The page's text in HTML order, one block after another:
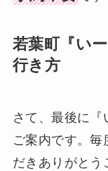
若葉町『い
行き方
さて、最後に
ご案内です。毎
だきありがと